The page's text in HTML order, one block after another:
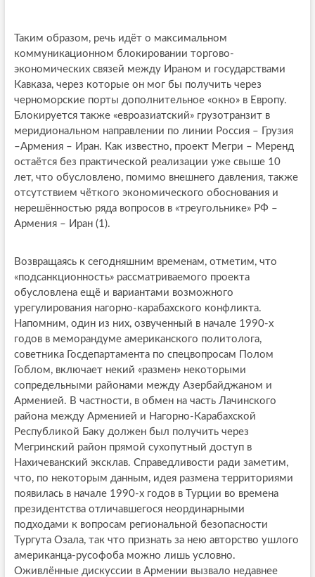
Таким образом, речь идёт о максимальном
коммуникационном блокировании торгово-
экономических связей между Ираном и государствами
Кавказа, через которые он мог бы получить через
черноморские порты дополнительное «окно» в Европу.
Блокируется также «евроазиатский» грузотранзит в
меридиональном направлении по линии Россия – Грузия
–Армения – Иран. Как известно, проект Мегри – Меренд
остаётся без практической реализации уже свыше 10
лет, что обусловлено, помимо внешнего давления, также
отсутствием чёткого экономического обоснования и
нерешённостью ряда вопросов в «треугольнике» РФ –
Армения – Иран (1).
Возвращаясь к сегодняшним временам, отметим, что
«подсанкционность» рассматриваемого проекта
обусловлена ещё и вариантами возможного
урегулирования нагорно-карабахского конфликта.
Напомним, один из них, озвученный в начале 1990-х
годов в меморандуме американского политолога,
советника Госдепартамента по спецвопросам Полом
Гоблом, включает некий «размен» некоторыми
сопредельными районами между Азербайджаном и
Арменией. В частности, в обмен на часть Лачинского
района между Арменией и Нагорно-Карабахской
Республикой Баку должен был получить через
Мегринский район прямой сухопутный доступ в
Нахичеванский эксклав. Справедливости ради заметим,
что, по некоторым данным, идея размена территориями
появилась в начале 1990-х годов в Турции во времена
президентства отличавшегося неординарными
подходами к вопросам региональной безопасности
Тургута Озала, так что признать за нею авторство ушлого
американца-русофоба можно лишь условно.
Оживлённые дискуссии в Армении вызвало недавнее